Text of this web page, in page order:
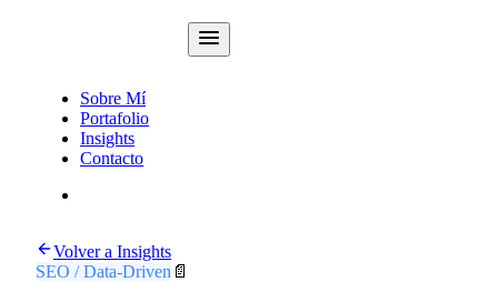
Sobre Mí
Portafolio
Insights
Contacto
Volver a Insights
SEO / Data-Driven 📄